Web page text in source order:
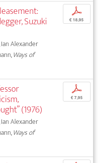
Suzuki
Alexander
Ways of
p
€ 18,95
(1976)
Alexander
Ways of
p
€ 7,95